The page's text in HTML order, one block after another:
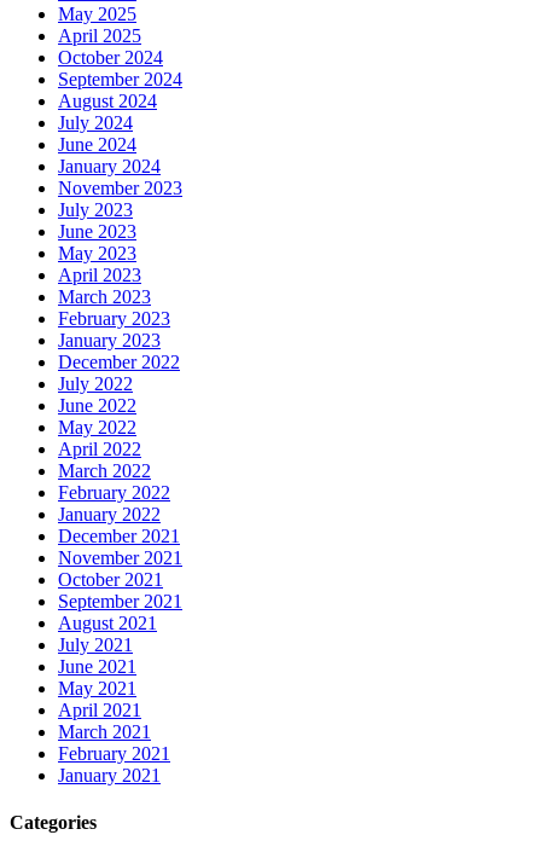
May 2025
April 2025
October 2024
September 2024
August 2024
July 2024
June 2024
January 2024
November 2023
July 2023
June 2023
May 2023
April 2023
March 2023
February 2023
January 2023
December 2022
July 2022
June 2022
May 2022
April 2022
March 2022
February 2022
January 2022
December 2021
November 2021
October 2021
September 2021
August 2021
July 2021
June 2021
May 2021
April 2021
March 2021
February 2021
January 2021
Categories